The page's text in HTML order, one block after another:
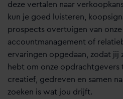
deze vertalen naar
kun je goed luisteren,
prospects overtuigen van onze
accountmanagement of
ervaringen opgedaan, zodat
hebt om onze opdrachtgevers
creatief, gedreven en samen
zoeken is wat jou drijft.